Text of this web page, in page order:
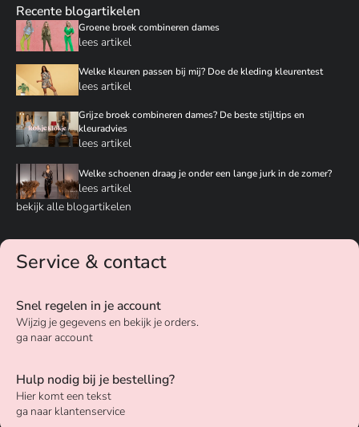
Recente blogartikelen
Groene broek combineren dames
lees artikel
Welke kleuren passen bij mij? Doe de kleding kleurentest
lees artikel
Grijze broek combineren dames? De beste stijltips en
kleuradvies
lees artikel
Welke schoenen draag je onder een lange jurk in de zomer?
lees artikel
bekijk alle blogartikelen
Service & contact
Snel regelen in je account
Wijzig je gegevens en bekijk je orders.
ga naar account
Hulp nodig bij je bestelling?
Hier komt een tekst
ga naar klantenservice